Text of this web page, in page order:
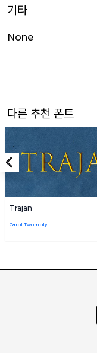
기타
None
다른 추천 폰트
Trajan
Carol Twombly